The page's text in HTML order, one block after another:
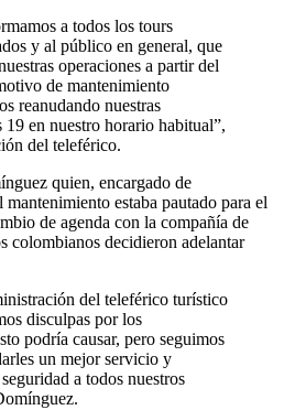
a todos los tours
y al público en general, que
operaciones a partir del
de mantenimiento
reanudando nuestras
19 en nuestro horario habitual”,
del teleférico.
quien, encargado de
estaba pautado para el
de agenda con la compañía de
decidieron adelantar
del teleférico turístico
disculpas por los
podría causar, pero seguimos
un mejor servicio y
a todos nuestros